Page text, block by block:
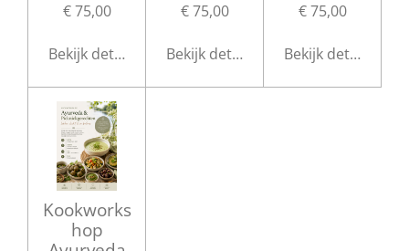
€ 75,00
Bekijk details
€ 75,00
Bekijk details
€ 75,00
Bekijk details
Kookworks
hop